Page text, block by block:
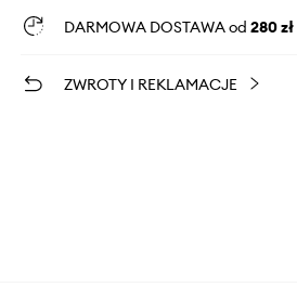
DARMOWA DOSTAWA od 280 zł
ZWROTY I REKLAMACJE